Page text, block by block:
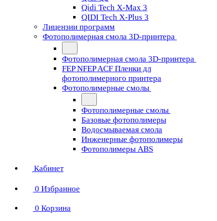
Qidi Tech X-Max 3
QIDI Tech X-Plus 3
Лицензии программ
Фотополимерная смола 3D-принтера
Фотополимерная смола 3D-принтера
FEP NFEP ACF Пленки дл
фотополимерного принтера
Фотополимерные смолы
Фотополимерные смолы
Базовые фотополимеры
Водосмываемая смола
Инженерные фотополимеры
Фотополимеры ABS
Кабинет
0 Избранное
0 Корзина